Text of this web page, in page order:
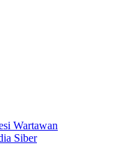
Wartawan
Siber